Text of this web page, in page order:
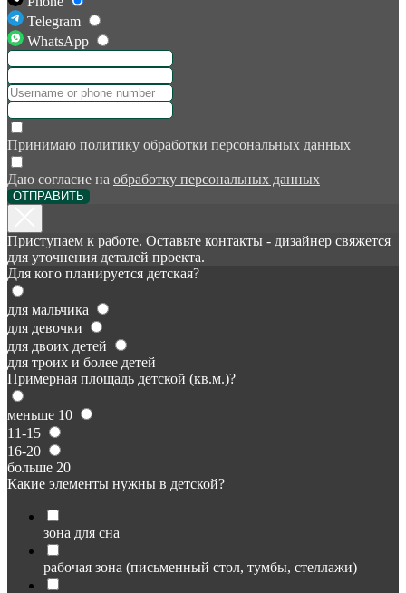
Telegram
WhatsApp
Принимаю политику обработки персональных данных
Даю согласие на обработку персональных данных
ОТПРАВИТЬ
Приступаем к работе. Оставьте контакты - дизайнер свяжется
для уточнения деталей проекта.
Для кого планируется детская?
для мальчика
для девочки
для двоих детей
для троих и более детей
Примерная площадь детской (кв.м.)?
меньше 10
11-15
16-20
больше 20
Какие элементы нужны в детской?
зона для сна
рабочая зона (письменный стол, тумбы, стеллажи)